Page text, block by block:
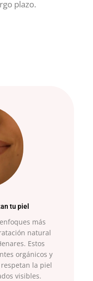
plazo.
tu piel
más
natural
Estos
orgánicos y
la piel
visibles.